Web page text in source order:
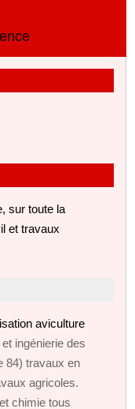
sur toute la
et travaux
aviculture
ingénierie des
84) travaux en
agricoles.
chimie tous